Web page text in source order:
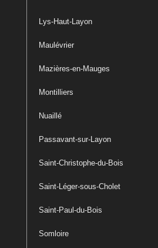
Lys-Haut-Layon
Maulévrier
Mazières-en-Mauges
Montilliers
Nuaillé
Passavant-sur-Layon
Saint-Christophe-du-Bois
Saint-Léger-sous-Cholet
Saint-Paul-du-Bois
Somloire